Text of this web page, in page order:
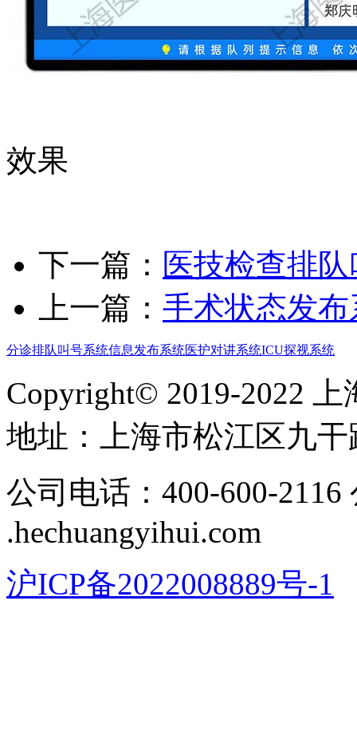
效果
下一篇： 医技检查排
上一篇： 手术状态发布
分诊排队叫号系统信息发布系统医护对讲系统ICU探视系统
Copyright© 2019-2022
地址​：上海市松江区九干
公司电话：400-600-
.hechuangyihui.com
沪ICP备2022008889号-1